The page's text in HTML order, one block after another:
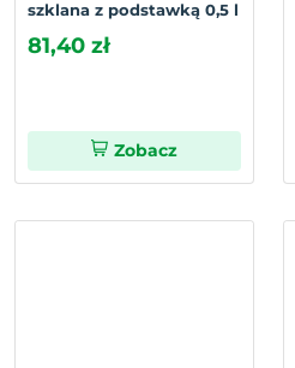
szklana z podstawką 0,5 l
81,40 zł
Zobacz